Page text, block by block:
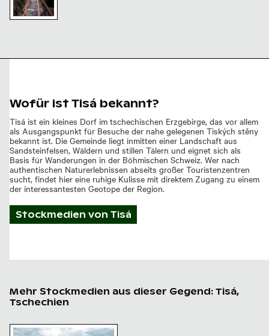
Wofür ist Tisá bekannt?
Tisá ist ein kleines Dorf im tschechischen Erzgebirge, das vor allem
als Ausgangspunkt für Besuche der nahe gelegenen Tiských stěny
bekannt ist. Die Gemeinde liegt inmitten einer Landschaft aus
Sandsteinfelsen, Wäldern und stillen Tälern und eignet sich als
Basis für Wanderungen in der Böhmischen Schweiz. Wer nach
authentischen Naturerlebnissen abseits großer Touristenzentren
sucht, findet hier eine ruhige Kulisse mit direktem Zugang zu einem
der interessantesten Geotope der Region.
Stockmedien von Tisá
Mehr Stockmedien aus dieser Gegend: Tisá,
Tschechien
Panoramablick auf die Tisaer Wände in der